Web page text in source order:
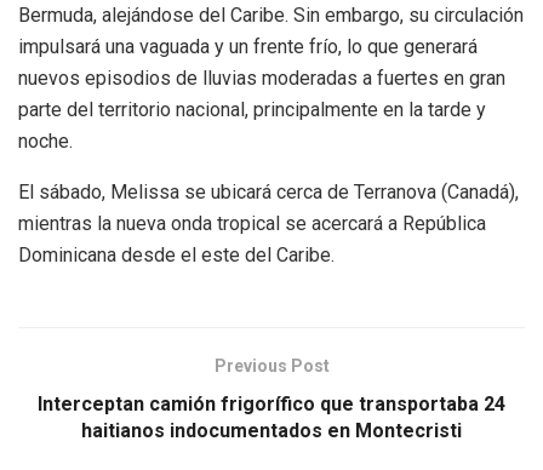
Bermuda, alejándose del Caribe. Sin embargo, su circulación
impulsará una vaguada y un frente frío, lo que generará
nuevos episodios de lluvias moderadas a fuertes en gran
parte del territorio nacional, principalmente en la tarde y
noche.
El sábado, Melissa se ubicará cerca de Terranova (Canadá),
mientras la nueva onda tropical se acercará a República
Dominicana desde el este del Caribe.
Previous Post
Interceptan camión frigorífico que transportaba 24
haitianos indocumentados en Montecristi